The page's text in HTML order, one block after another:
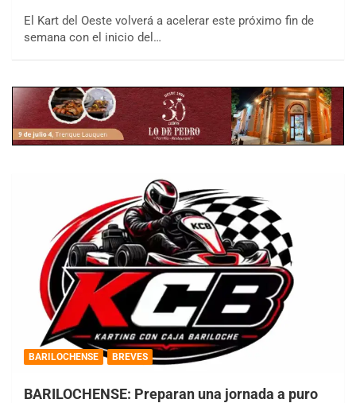
El Kart del Oeste volverá a acelerar este próximo fin de
semana con el inicio del…
BARILOCHENSE BREVES
BARILOCHENSE: Preparan una jornada a puro